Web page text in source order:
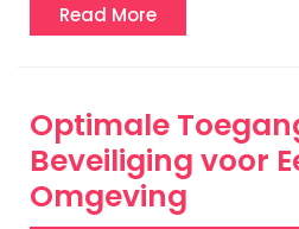
Read MoreRead
More
Optimale
Beveiliging voor
Omgeving